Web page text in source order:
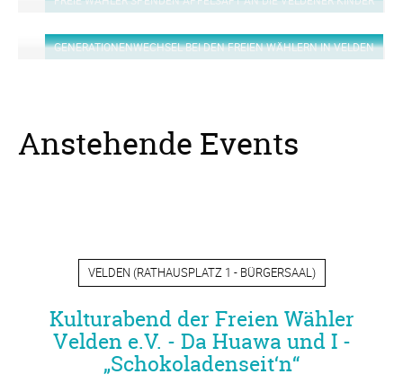
GENERATIONENWECHSEL BEI DEN FREIEN WÄHLERN IN VELDEN
Anstehende Events
VELDEN (RATHAUSPLATZ 1 - BÜRGERSAAL )
Kulturabend der Freien Wähler
Velden e.V. - Da Huawa und I -
„Schokoladenseit‘n“